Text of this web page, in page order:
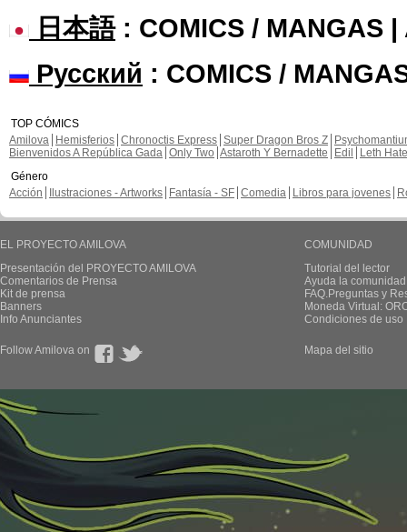
日本語: COMICS / MANGAS |
Русский : COMICS /
TOP CÓMICS
Amilova
Hemisferios Chronoctis Express Super Dragon Bros Z
Bienvenidos A República Gada Only Two Astaroth Y Bernadette Edil
Leth Hate
Género
Acción
Ilustraciones - Artworks Fantasía - SF Comedia Libros para jovenes
EL PROYECTO AMILOVA
Presentación del PROYECTO AMILOVA
Comentarios de Prensa
Kit de prensa
Banners
Info Anunciantes
COMUNIDAD
Tutorial del lector
Ayuda la
FAQ.Preguntas y
Moneda Virtual:
Condiciones de uso
Follow Amilova on Mapa del sitio